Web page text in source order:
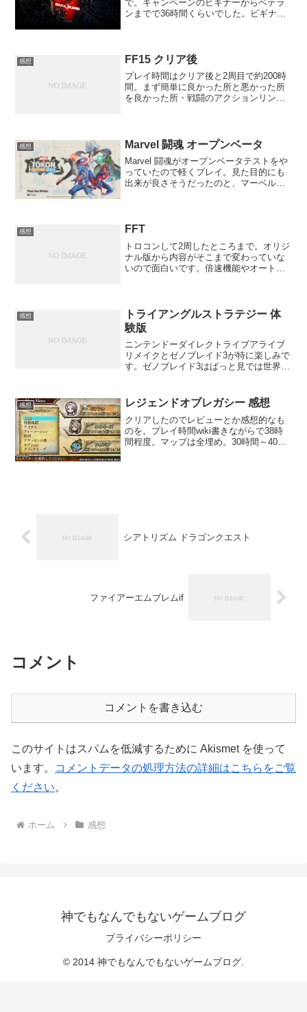
で。キャンペーンのビギナーからベテラ
ンまでで36時間くらいでした。ビギナー
ホリー、カーリーあたりを...
感想 FF15 クリア後
プレイ時間はクリア後と2周目で約200時
間。まず簡単に良かった所と悪かった所
を良かった所・戦闘のアクションリンク
MP回復も楽なのでア...
感想 Marvel 闘魂 オープンベータ
Marvel 闘魂がオープンベータテストをや
っていたので軽くプレイ。見た目的にも
出来が良さそうだったのと、マーベルラ
イしたことがなく、...
感想 FFT
トロコンして2周したところまで。オリジ
ナル版から内容がそこまで変わっていな
いので面白いです。倍速機能やオートセ
ないといけないのが辛く、...
感想
トライアングルストラテジー 体
験版
ニンテンドーダイレクトライブアライブ
リメイクとゼノブレイド3が特に楽しみで
す。ゼノブレイド3はぱっと見では世界観
はエンカウントオフはあるみたいだけ
ど、サガフロみたいに...
感想 レジェンドオブレガシー 感想
クリアしたのでレビューとか感想的なも
のを。プレイ時間wiki書きながらで38時
間程度。マップは全埋め。30時間～40時
シアトリズム ドラゴンクエスト
ファイアーエムブレムif
コメント
コメントを書き込む
このサイトはスパムを低減するために Akismet を使って
います。
コメントデータの処理方法の詳細はこちらをご覧
ください。
ホーム 感想
神でもなんでもないゲームブログ
プライバシーポリシー
© 2014 神でもなんでもないゲームブログ.